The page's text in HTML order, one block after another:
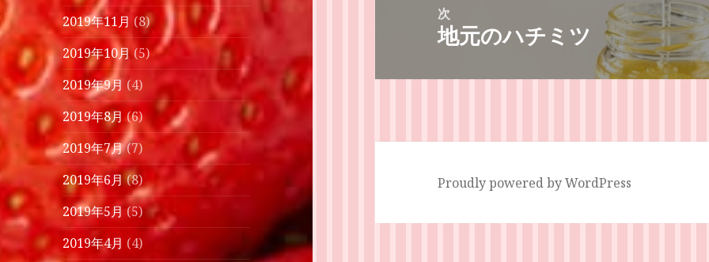
2019年11月 (8)
2019年10月(5)
2019年9月 (4)
2019年8月 (6)
2019年7月(7)
2019年6月(8)
2019年5月 (5)
2019年4月 (4)
次
次
投
地元のハチミツ
Proudly powered by WordPress